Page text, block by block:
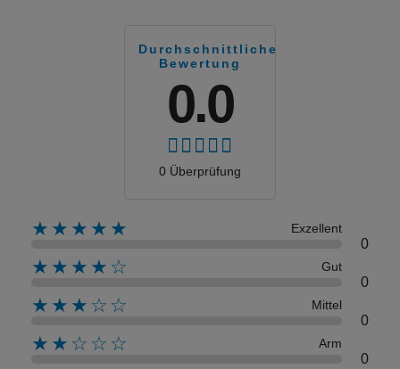
Durchschnittliche
Bewertung
0.0
0 Überprüfung
★★★★★ Exzellent
0
★★★★☆ Gut
0
★★★☆☆ Mittel
0
★★☆☆☆ Arm
0